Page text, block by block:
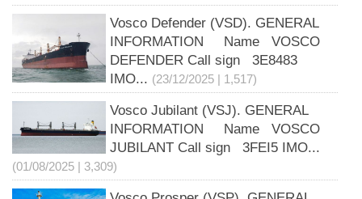
Vosco Defender (VSD). GENERAL
INFORMATION Name VOSCO
DEFENDER Call sign 3E8483
IMO... (23/12/2025 | 1,517)
Vosco Jubilant (VSJ). GENERAL
INFORMATION Name VOSCO
JUBILANT Call sign 3FEI5 IMO...
(01/08/2025 | 3,309)